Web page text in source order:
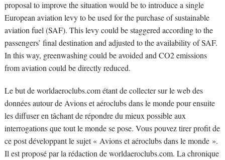
proposal to improve the situation would be to introduce a single
European aviation levy to be used for the purchase of sustainable
aviation fuel (SAF). This levy could be staggered according to the
passengers’ final destination and adjusted to the availability of SAF.
In this way, greenwashing could be avoided and CO2 emissions
from aviation could be directly reduced.
Le but de worldaeroclubs.com étant de collecter sur le web des
données autour de Avions et aéroclubs dans le monde pour ensuite
les diffuser en tâchant de répondre du mieux possible aux
interrogations que tout le monde se pose. Vous pouvez tirer profit de
ce post développant le sujet « Avions et aéroclubs dans le monde ».
Il est proposé par la rédaction de worldaeroclubs.com. La chronique